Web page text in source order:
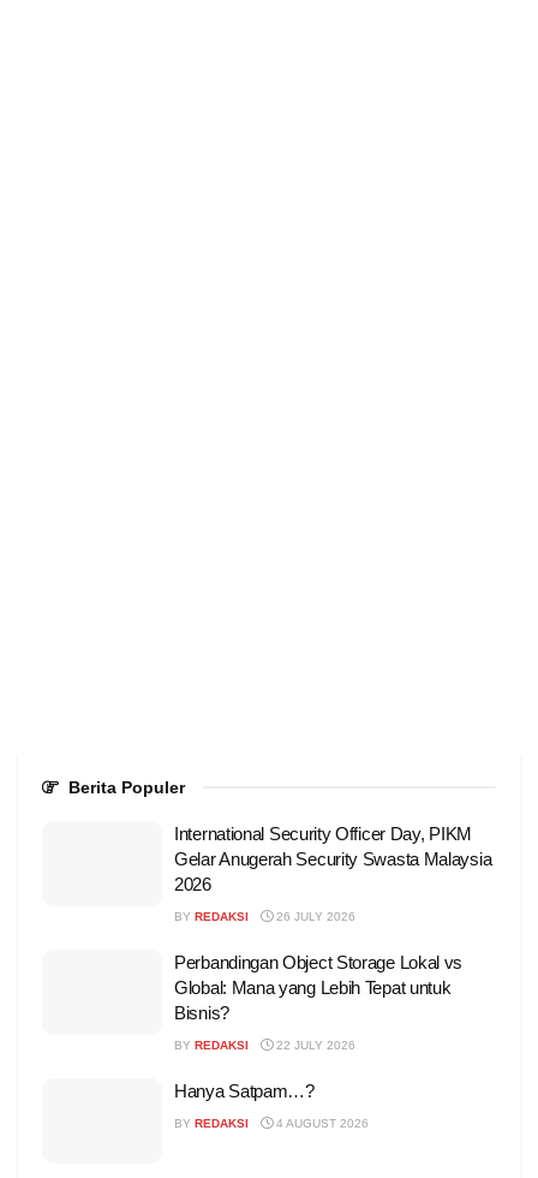
Berita Populer
International Security Officer Day, PIKM
Gelar Anugerah Security Swasta Malaysia
2026
BY REDAKSI 26 JULY 2026
Perbandingan Object Storage Lokal vs
Global: Mana yang Lebih Tepat untuk
Bisnis?
BY REDAKSI 22 JULY 2026
Hanya Satpam…?
BY REDAKSI 4 AUGUST 2026